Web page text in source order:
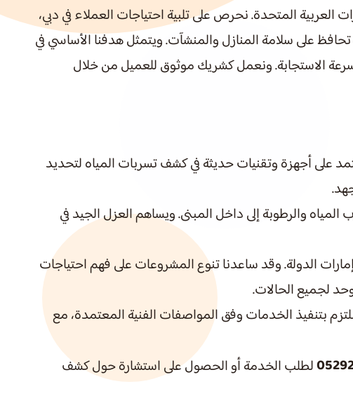
المتحدة. نحرص على تلبية احتياجات العملاء في دبي،
على سلامة المنازل والمنشآت. ويتمثل هدفنا الأساسي في
الاستجابة. ونعمل كشريك موثوق للعميل من خلال
على أجهزة وتقنيات حديثة في كشف تسربات المياه لتحديد
والرطوبة إلى داخل المبنى. ويساهم العزل الجيد في
الدولة. وقد ساعدنا تنوع المشروعات على فهم احتياجات
لجميع الحالات.
بتنفيذ الخدمات وفق المواصفات الفنية المعتمدة، مع
لطلب الخدمة أو الحصول على استشارة حول كشف